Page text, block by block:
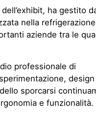
ha gestito
nella
aziende tra le
professionale di
design
sporcarsi
e funzionalità.